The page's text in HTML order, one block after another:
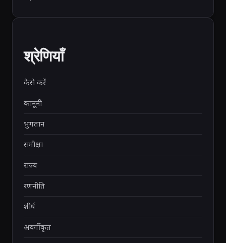
श्रेणियाँ
कैसे करें
कानूनी
भुगतान
समीक्षा
राज्य
रणनीति
शीर्ष
अवर्गीकृत